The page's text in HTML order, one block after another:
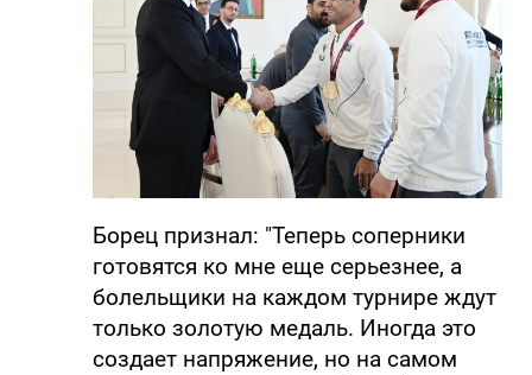
Борец признал: "Теперь соперники
готовятся ко мне еще серьезнее, а
болельщики на каждом турнире ждут
только золотую медаль. Иногда это
создает напряжение, но на самом